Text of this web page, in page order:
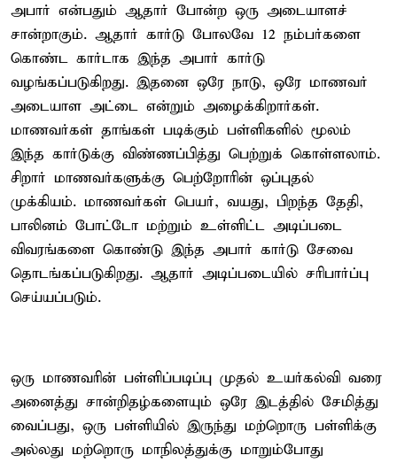
அபார் என்பதும் ஆதார் போன்ற ஒரு அடையாளச்
சான்றாகும். ஆதார் கார்டு போலவே 12 நம்பர்களை
கொண்ட கார்டாக இந்த அபார் கார்டு
வழங்கப்படுகிறது. இதனை ஒரே நாடு, ஒரே மாணவர்
அடையாள அட்டை என்றும் அழைக்கிறார்கள்.
மாணவர்கள் தாங்கள் படிக்கும் பள்ளிகளில் மூலம்
இந்த கார்டுக்கு விண்ணப்பித்து பெற்றுக் கொள்ளலாம்.
சிறார் மாணவர்களுக்கு பெற்றோரின் ஒப்புதல்
முக்கியம். மாணவர்கள் பெயர், வயது, பிறந்த தேதி,
பாலினம் போட்டோ மற்றும் உள்ளிட்ட அடிப்படை
விவரங்களை கொண்டு இந்த அபார் கார்டு சேவை
தொடங்கப்படுகிறது. ஆதார் அடிப்படையில் சரிபார்ப்பு
செய்யப்படும்.
ஒரு மாணவரின் பள்ளிப்படிப்பு முதல் உயர்கல்வி வரை
அனைத்து சான்றிதழ்களையும் ஒரே இடத்தில் சேமித்து
வைப்பது, ஒரு பள்ளியில் இருந்து மற்றொரு பள்ளிக்கு
அல்லது மற்றொரு மாநிலத்துக்கு மாறும்போது